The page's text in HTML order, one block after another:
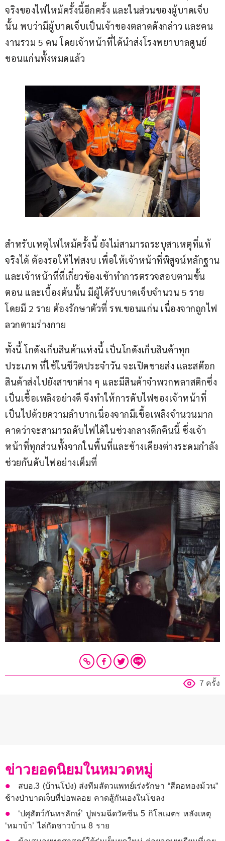
จริงของไฟไหม้ครั้งนี้อีกครั้ง และในส่วนของผู้บาดเจ็บ
นั้น พบว่ามีผู้บาดเจ็บเป็นเจ้าของตลาดดังกล่าว และคน
งานรวม 5 คน โดยเจ้าหน้าที่ได้นำส่งโรงพยาบาลศูนย์
ขอนแก่นทั้งหมดแล้ว
สำหรับเหตุไฟไหม้ครั้งนี้ ยังไม่สามารถระบุสาเหตุที่แท้
จริงได้ ต้องรอให้ไฟสงบ เพื่อให้เจ้าหน้าที่พิสูจน์หลักฐาน
และเจ้าหน้าที่ที่เกี่ยวข้องเข้าทำการตรวจสอบตามขั้น
ตอน และเบื้องต้นนั้น มีผู้ได้รับบาดเจ็บจำนวน 5 ราย
โดยมี 2 ราย ต้องรักษาตัวที่ รพ.ขอนแก่น เนื่องจากถูกไฟ
ลวกตามร่างกาย
ทั้งนี้ โกดังเก็บสินค้าแห่งนี้ เป็นโกดังเก็บสินค้าทุก
ประเภท ที่ใช้ในชีวิตประจำวัน จะเปิดขายส่ง และสต๊อก
สินค้าส่งไปยังสาขาต่าง ๆ และมีสินค้าจำพวกพลาสติกซึ่ง
เป็นเชื้อเพลิงอย่างดี จึงทำให้การดับไฟของเจ้าหน้าที่
เป็นไปด้วยความลำบากเนื่องจากมีเชื้อเพลิงจำนวนมาก
คาดว่าจะสามารถดับไฟได้ในช่วงกลางดึกคืนนี้ ซึ่งเจ้า
หน้าที่ทุกส่วนทั้งจากในพื้นที่และข้างเคียงต่างระดมกำลัง
ช่วยกันดับไฟอย่างเต็มที่
7 ครั้ง
ข่าวยอดนิยมในหมวดหมู่
สบอ.3 (บ้านโป่ง) ส่งทีมสัตวแพทย์เร่งรักษา “สีดอทองม้วน”
ช้างป่าบาดเจ็บที่บ่อพลอย คาดสู้กันเองในโขลง
‘ปศุสัตว์กันทรลักษ์’ ปูพรมฉีดวัคซีน 5 กิโลเมตร หลังเหตุ
‘หมาบ้า’ ไล่กัดชาวบ้าน 8 ราย